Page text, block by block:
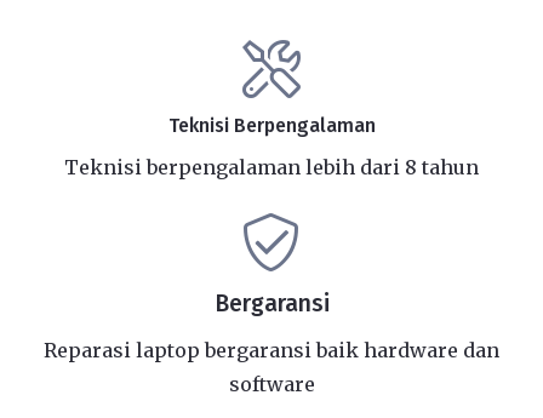
Teknisi Berpengalaman
Teknisi berpengalaman lebih dari 8 tahun
Bergaransi
Reparasi laptop bergaransi baik hardware dan
software